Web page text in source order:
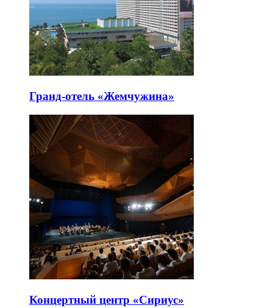
Гранд-отель «Жемчужина»
Концертный центр «Сириус»